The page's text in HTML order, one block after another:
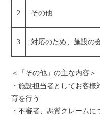
2 その他
3 対応のため、施設の
＜「その他」の主な内容＞
・施設担当者としてお客
育を行う
・不審者、悪質クレーム